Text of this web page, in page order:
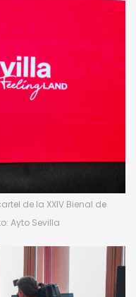
de la XXIV Bienal de
Ayto Sevilla